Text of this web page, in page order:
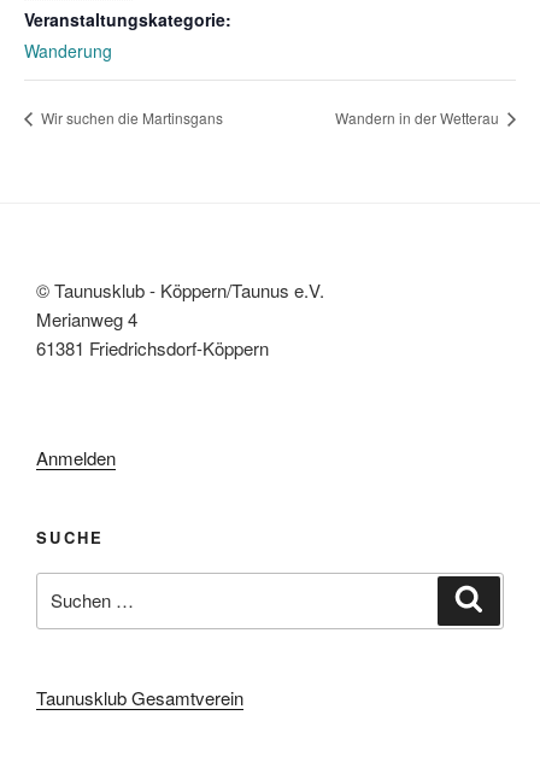
Veranstaltungskategorie:
Wanderung
Wir suchen die Martinsgans Wandern in der Wetterau
© Taunusklub - Köppern/Taunus e.V.
Merianweg 4
61381 Friedrichsdorf-Köppern
Anmelden
SUCHE
nach:
Taunusklub Gesamtverein